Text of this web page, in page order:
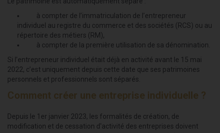
à compter de l’immatriculation de l’entrepreneur
individuel au registre du commerce et des sociétés (RCS) ou au
répertoire des métiers (RM),
à compter de la première utilisation de sa dénomination.
Si l’entrepreneur individuel était déjà en activité avant le 15 mai
2022, c’est uniquement depuis cette date que ses patrimoines
personnels et professionnels sont séparés.
Comment créer une entreprise individuelle ?
Depuis le 1er janvier 2023, les formalités de création, de
modification et de cessation d'activité des entreprises doivent